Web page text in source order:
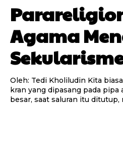
Agama
Oleh: Tedi Kholiludin Kita biasa mendapati ada beberapa
kran yang dipasang pada pipa
besar, saat saluran itu ditutup,